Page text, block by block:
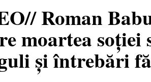
Roman
moartea soției
și întrebări